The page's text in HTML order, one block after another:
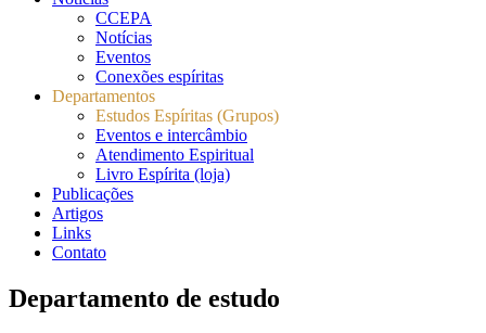
CCEPA
Notícias
Eventos
Conexões espíritas
Departamentos
Estudos Espíritas (Grupos)
Eventos e intercâmbio
Atendimento Espiritual
Livro Espírita (loja)
Publicações
Artigos
Links
Contato
Departamento de estudo